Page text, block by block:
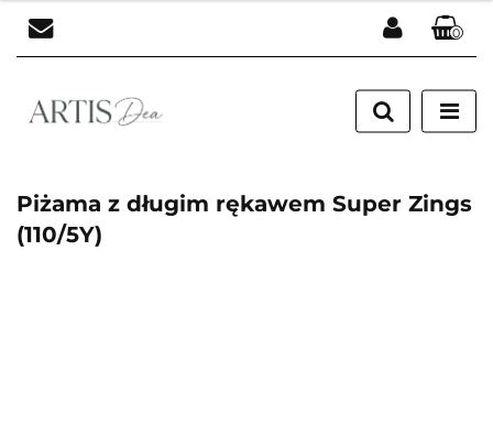
Zaloguj się
Zarejestruj się
0
Piżama z długim rękawem Super Zings
(110/5Y)